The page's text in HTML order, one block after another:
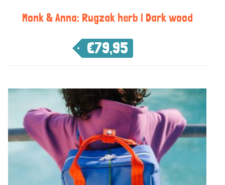
Monk & Anna: Rugzak herb | Dark wood
€79,95